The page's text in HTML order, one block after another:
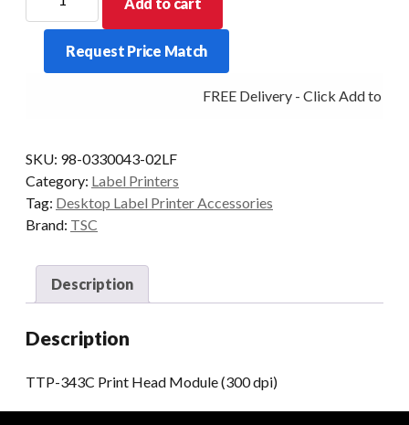
Print
Module
Request Price Match
FREE Delivery - Click Add to Cart
SKU: 98-0330043-02LF
Category: Label Printers
Tag: Desktop Label Printer Accessories
Brand: TSC
Description
Description
TTP-343C Print Head Module (300 dpi)